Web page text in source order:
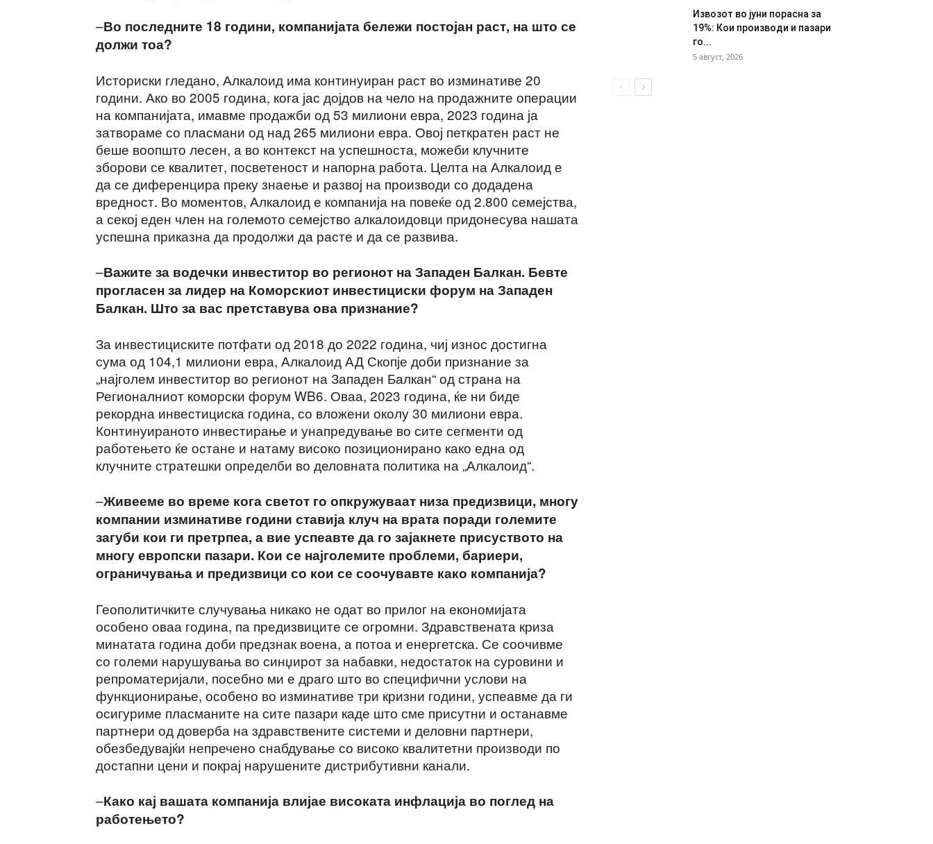
–Во последните 18 години, компанијата бележи постојан раст, на што се
должи тоа?
Историски гледано, Алкалоид има континуиран раст во изминативе 20
години. Ако во 2005 година, кога јас дојдов на чело на продажните операции
на компанијата, имавме продажби од 53 милиони евра, 2023 година ја
затвораме со пласмани од над 265 милиони евра. Овој петкратен раст не
беше воопшто лесен, а во контекст на успешноста, можеби клучните
зборови се квалитет, посветеност и напорна работа. Целта на Алкалоид е
да се диференцира преку знаење и развој на производи со додадена
вредност. Во моментов, Алкалоид е компанија на повеќе од 2.800 семејства,
а секој еден член на големото семејство алкалоидовци придонесува нашата
успешна приказна да продолжи да расте и да се развива.
–Важите за водечки инвеститор во регионот на Западен Балкан. Бевте
прогласен за лидер на Коморскиот инвестициски форум на Западен
Балкан. Што за вас претставува ова признание?
За инвестициските потфати од 2018 до 2022 година, чиј износ достигна
сума од 104,1 милиони евра, Алкалоид АД Скопје доби признание за
„најголем инвеститор во регионот на Западен Балкан“ од страна на
Регионалниот коморски форум WB6. Оваа, 2023 година, ќе ни биде
рекордна инвестициска година, со вложени околу 30 милиони евра.
Континуираното инвестирање и унапредување во сите сегменти од
работењето ќе остане и натаму високо позиционирано како една од
клучните стратешки определби во деловната политика на „Алкалоид“.
–Живееме во време кога светот го опкружуваат низа предизвици, многу
компании изминативе години ставија клуч на врата поради големите
загуби кои ги претрпеа, а вие успеавте да го зајакнете присуството на
многу европски пазари. Кои се најголемите проблеми, бариери,
ограничувања и предизвици со кои се соочувавте како компанија?
Геополитичките случувања никако не одат во прилог на економијата
особено оваа година, па предизвиците се огромни. Здравствената криза
минатата година доби предзнак воена, а потоа и енергетска. Се соочивме
со големи нарушувања во синџирот за набавки, недостаток на суровини и
репроматеријали, посебно ми е драго што во специфични услови на
функционирање, особено во изминативе три кризни години, успеавме да ги
осигуриме пласманите на сите пазари каде што сме присутни и останавме
партнери од доверба на здравствените системи и деловни партнери,
обезбедувајќи непречено снабдување со високо квалитетни производи по
достапни цени и покрај нарушените дистрибутивни канали.
–Како кај вашата компанија влијае високата инфлација во поглед на
работењето?
Извозот во јуни порасна за
19%: Кои производи и пазари
го...
5 август, 2026